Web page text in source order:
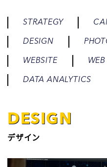
STRATEGY
DESIGN
WEBSITE
DATA ANALYTICS
DESIGN
デザイン